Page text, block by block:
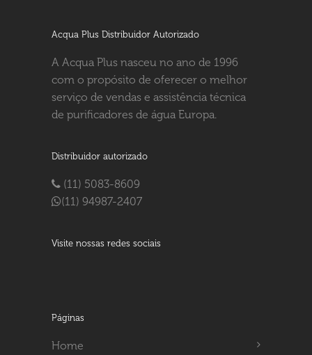
Acqua Plus Distribuidor Autorizado
A Acqua Plus nasceu no ano de 1996
com o propósito de oferecer o melhor
serviço de vendas e assistência técnica
de purificadores de água Europa.
Distribuidor autorizado
(11) 5083-8609
(11) 94987-2407
Visite nossas redes sociais
Páginas
Home